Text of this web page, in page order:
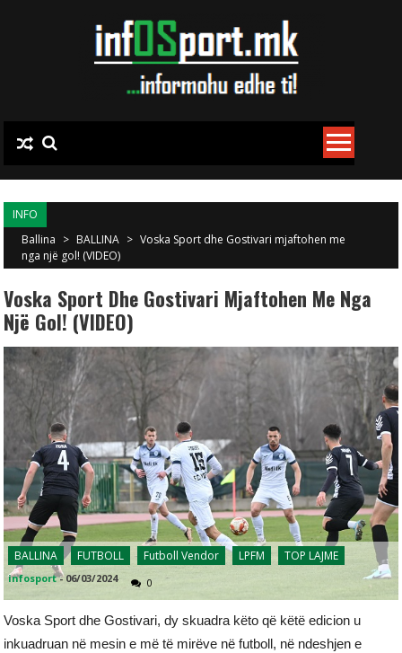
INFO
Ballina > BALLINA > Voska Sport dhe Gostivari mjaftohen me
nga një gol! (VIDEO)
Voska Sport Dhe Gostivari Mjaftohen Me Nga
Një Gol! (VIDEO)
BALLINA FUTBOLL Futboll Vendor LPFM TOP LAJME
infosport - 06/03/2024 0
Voska Sport dhe Gostivari, dy skuadra këto që këtë edicion u
inkuadruan në mesin e më të mirëve në futboll, në ndeshjen e